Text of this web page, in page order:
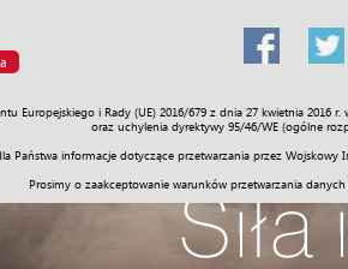
Europejskiego i Rady (UE) 2016/679 z dnia 27 kwietnia
oraz uchylenia dyrektywy 95/46/WE (ogólne
Państwa informacje dotyczące przetwarzania przez
Prosimy o zaakceptowanie warunków przetwarzania
Prawo Świat Społeczność Sport